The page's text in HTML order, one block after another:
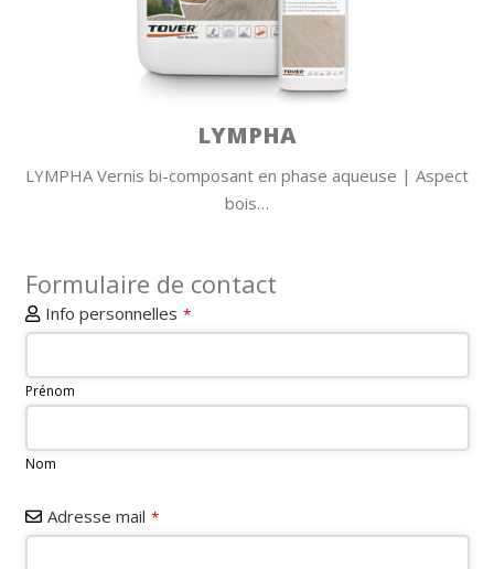
LYMPHA
LYMPHA Vernis bi-composant en phase aqueuse | Aspect
bois…
Formulaire de contact
Info personnelles *
Prénom
Nom
Adresse mail *